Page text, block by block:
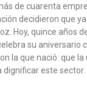
de cuarenta
decidieron que
Hoy, quince años
su aniversario
la que nació: que la
dignificar este sector.